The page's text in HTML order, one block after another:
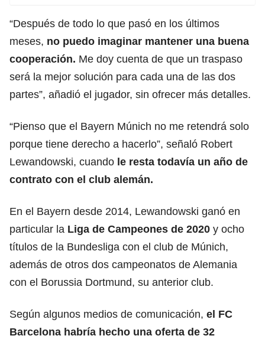
“Después de todo lo que pasó en los últimos
meses, no puedo imaginar mantener una buena
cooperación. Me doy cuenta de que un traspaso
será la mejor solución para cada una de las dos
partes”, añadió el jugador, sin ofrecer más detalles.
“Pienso que el Bayern Múnich no me retendrá solo
porque tiene derecho a hacerlo”, señaló Robert
Lewandowski, cuando le resta todavía un año de
contrato con el club alemán.
En el Bayern desde 2014, Lewandowski ganó en
particular la Liga de Campeones de 2020 y ocho
títulos de la Bundesliga con el club de Múnich,
además de otros dos campeonatos de Alemania
con el Borussia Dortmund, su anterior club.
Según algunos medios de comunicación, el FC
Barcelona habría hecho una oferta de 32